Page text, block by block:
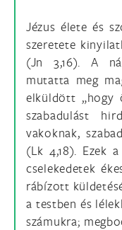
Jézus élete és
szeretete
(Jn 3,16). A
mutatta meg
elküldött „hogy
szabadulást
vakoknak,
(Lk 4,18). Ezek
cselekedetek
rábízott
a testben és
számukra;